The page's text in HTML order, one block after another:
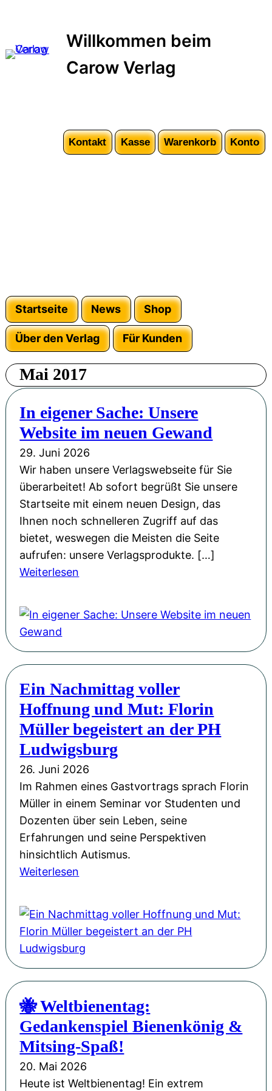
springen
Willkommen beim
Carow Verlag
Kontakt Kasse Warenkorb Konto
Startseite News Shop
Über den Verlag Für Kunden
Mai 2017
In eigener Sache: Unsere
Website im neuen Gewand
29. Juni 2026
Wir haben unsere Verlagswebseite für Sie
überarbeitet! Ab sofort begrüßt Sie unsere
Startseite mit einem neuen Design, das
Ihnen noch schnelleren Zugriff auf das
bietet, weswegen die Meisten die Seite
aufrufen: unsere Verlagsprodukte. […]
Weiterlesen
e
n
e
r
S
a
c
h
e
:
U
n
s
r
e
W
b
i
t
e
i
m
Ein Nachmittag voller
Hoffnung und Mut: Florin
Müller begeistert an der PH
Ludwigsburg
26. Juni 2026
Im Rahmen eines Gastvortrags sprach Florin
Müller in einem Seminar vor Studenten und
Dozenten über sein Leben, seine
Erfahrungen und seine Perspektiven
hinsichtlich Autismus.
Weiterlesen
n
N
a
m
i
t
t
🐝 Weltbienentag:
Gedankenspiel Bienenkönig &
Mitsing-Spaß!
20. Mai 2026
Heute ist Weltbienentag! Ein extrem